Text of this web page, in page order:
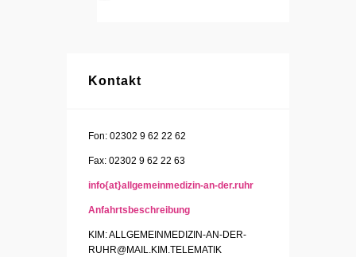
Kontakt
Fon: 02302 9 62 22 62
Fax: 02302 9 62 22 63
info{at}allgemeinmedizin-an-der.ruhr
Anfahrtsbeschreibung
KIM: ALLGEMEINMEDIZIN-AN-DER-
RUHR@MAIL.KIM.TELEMATIK